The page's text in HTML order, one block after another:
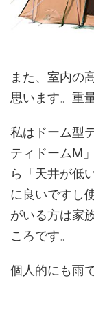
また、室内の
思います。重
私はドーム型
ティドームM
ら「天井が低
に良いですし
がいる方は家
ころです。
個人的にも雨